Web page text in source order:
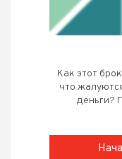
Как этот
что
деньги?